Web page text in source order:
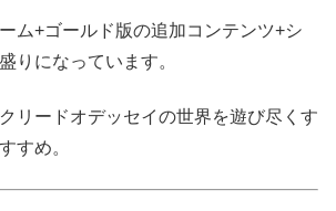
ム+ゴールド版の追加コンテンツ+シ
りになっています。
リードオデッセイの世界を遊び尽くす
すめ。